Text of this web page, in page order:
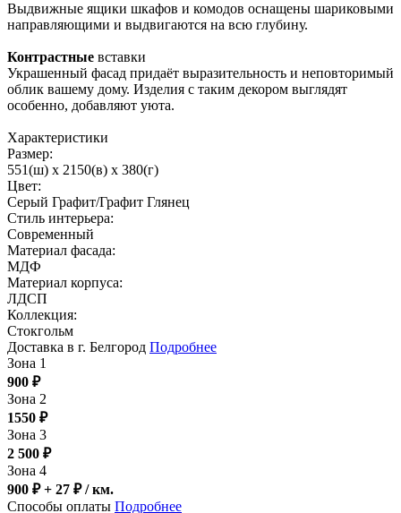
Выдвижные ящики шкафов и комодов оснащены шариковыми
направляющими и выдвигаются на всю глубину.
Контрастные вставки
Украшенный фасад придаёт выразительность и неповторимый
облик вашему дому. Изделия с таким декором выглядят
особенно, добавляют уюта.
Характеристики
Размер:
551(ш) x 2150(в) x 380(г)
Цвет:
Серый Графит/Графит Глянец
Стиль интерьера:
Современный
Материал фасада:
МДФ
Материал корпуса:
ЛДСП
Коллекция:
Стокгольм
Доставка в г. Белгород Подробнее
Зона 1
900 ₽
Зона 2
1550 ₽
Зона 3
2 500 ₽
Зона 4
900 ₽ + 27 ₽/ км.
Способы оплаты Подробнее